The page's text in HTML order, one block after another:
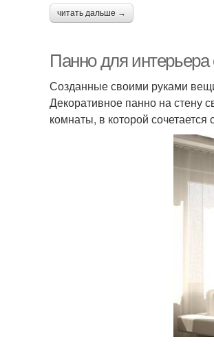
читать дальше →
Панно для
Созданные своими руками
Декоративное панно на стену
комнаты, в которой